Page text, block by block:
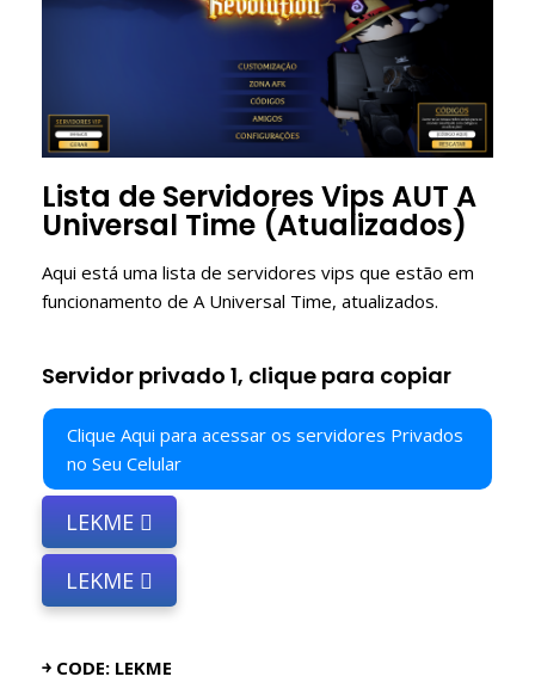
Lista de Servidores Vips AUT A
Universal Time (Atualizados)
Aqui está uma lista de servidores vips que estão em
funcionamento de A Universal Time, atualizados.
Servidor privado 1, clique para copiar
Clique Aqui para acessar os servidores Privados
no Seu Celular
LEKME
LEKME
￫ CODE: LEKME